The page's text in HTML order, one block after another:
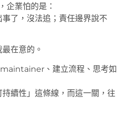
企業怕的是：
了，沒法追；責任邊界說不
在意的。
、建立流程、思考如
續性」這條線，而這一關，往